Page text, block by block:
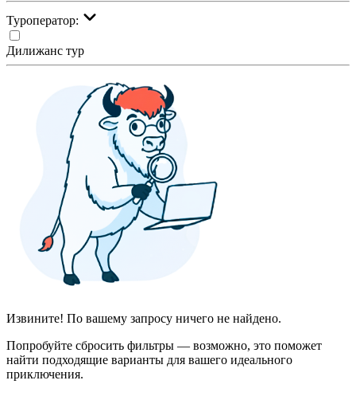
Туроператор:
Дилижанс тур
Извините! По вашему запросу ничего не найдено.
Попробуйте сбросить фильтры — возможно, это поможет
найти подходящие варианты для вашего идеального
приключения.